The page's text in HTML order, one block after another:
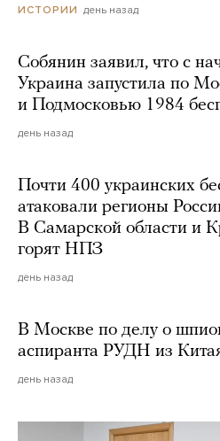
ИСТОРИИ день назад
Собянин заявил, что с
Украина запустила по
и Подмосковью 1984
день назад
Почти 400 украинских
атаковали регионы
В Самарской области и
горят НПЗ
день назад
В Москве по делу о
аспиранта РУДН из
день назад